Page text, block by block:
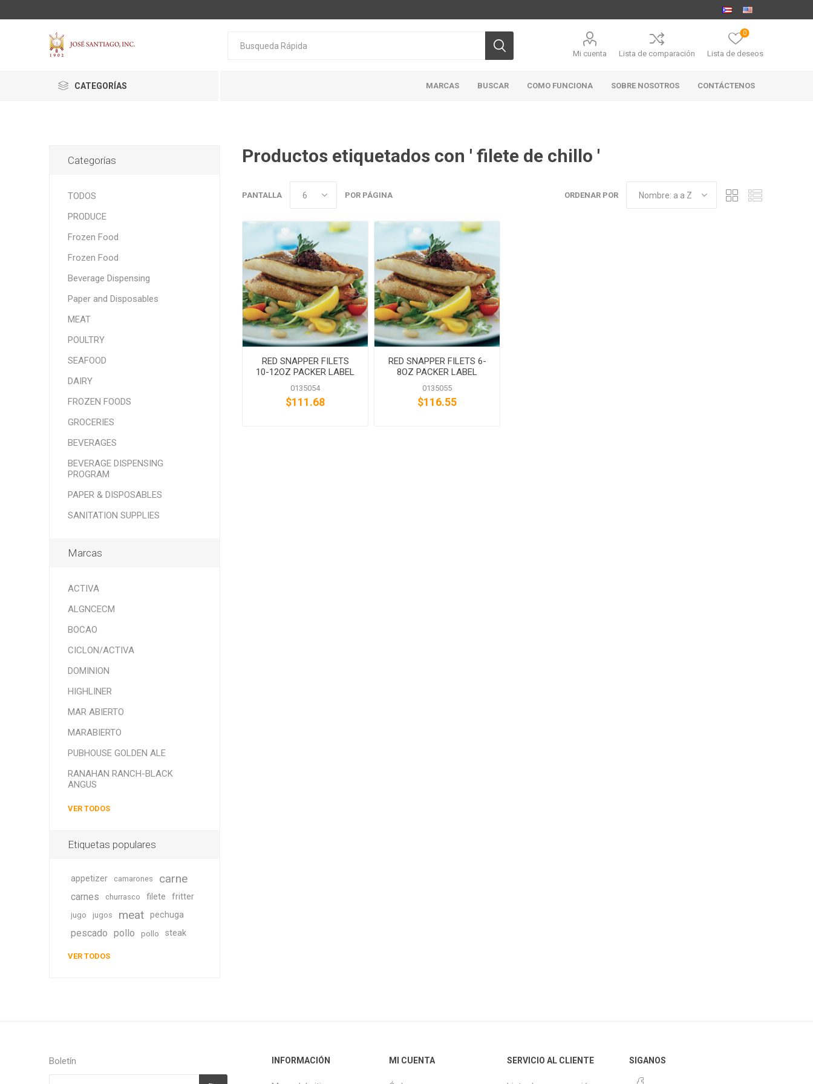
Mi cuenta Lista de comparación Lista de deseos
0
CATEGORÍAS MARCAS
RANCH-
BLACK
ANGUS
SMITHFIELD ULTRAFORCE
BUSCAR COMO FUNCIONA SOBRE NOSOTROS CONTÁCTENOS
Productos etiquetados con ' filete de chillo '
ORDENAR POR
PANTALLA POR PÁGINA
RED SNAPPER FILETS
10-12OZ PACKER LABEL
0135054
$111.68
RED SNAPPER FILETS 6-
8OZ PACKER LABEL
0135055
$116.55
Categorías
TODOS
PRODUCE
Frozen Food
Frozen Food
Beverage Dispensing
Paper and Disposables
MEAT
POULTRY
SEAFOOD
DAIRY
FROZEN FOODS
GROCERIES
BEVERAGES
BEVERAGE DISPENSING
PROGRAM
PAPER & DISPOSABLES
SANITATION SUPPLIES
Marcas
ACTIVA
ALGNCECM
BOCAO
CICLON/ACTIVA
DOMINION
HIGHLINER
MAR ABIERTO
MARABIERTO
PUBHOUSE GOLDEN ALE
RANAHAN RANCH-BLACK
ANGUS
VER TODOS
Etiquetas populares
appetizer camarones carne
carnes churrasco filete fritter
jugo jugos meat pechuga
pescado pollo pollo steak
VER TODOS
Boletín INFORMACIÓN MI CUENTA SERVICIO AL CLIENTE SIGANOS